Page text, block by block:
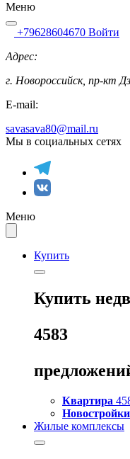
Меню
+79628604670 Войти
Адрес:
г. Новороссийск, пр-кт
E-mail:
savasava80@mail.ru
Мы в социальных сетях
Меню
Купить
Купить
4583
Квартира
Новостройки
Жилые комплексы